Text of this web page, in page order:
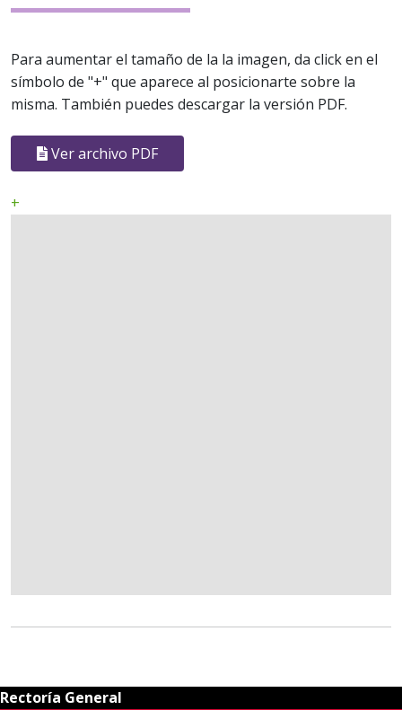
Para aumentar el tamaño de la la imagen, da click en el
símbolo de "+" que aparece al posicionarte sobre la
misma. También puedes descargar la versión PDF.
Ver archivo PDF
+
Rectoría General